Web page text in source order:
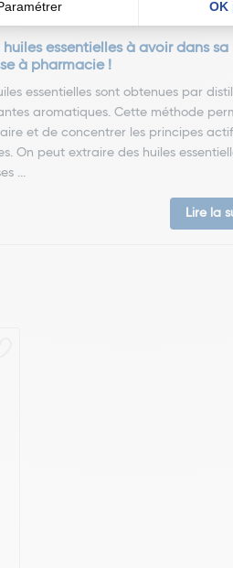
huiles essentielles à avoir dans sa
à pharmacie !
essentielles sont obtenues par
aromatiques. Cette méthode
et de concentrer les principes
On peut extraire des huiles
...
Lire la